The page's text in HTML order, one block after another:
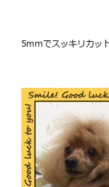
5mmでスッキリカッ